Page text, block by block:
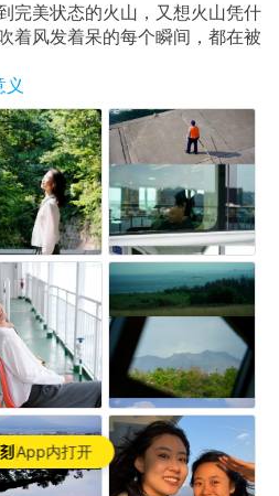
App内打开
完美状态的火山，又想火山凭什
着风发着呆的每个瞬间，都在被